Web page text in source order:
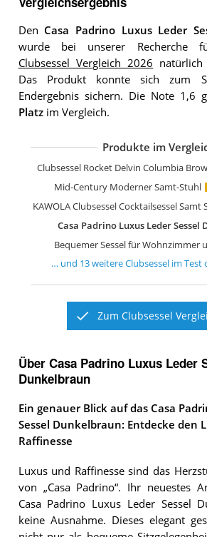
Den Casa Padrino Luxus Leder
wurde bei unserer Recherche
Clubsessel Vergleich 2026 natürlich
Das Produkt konnte sich zum
Endergebnis sichern. Die Note 1,6
Platzim Vergleich.
Produkte im
Mid-Century Moderner Samt-Stuhl
Casa Padrino Luxus Leder Sessel
Mid
HETFTJN
Sessel aus
CozyChair
KAWOLA
Atlantic
Atlantic
… und 13weitereClubsessel im Test
Zum Clubsessel
Über Casa Padrino Luxus Leder
Dunkelbraun
Ein genauer Blick auf das Casa
Sessel Dunkelbraun: Entdecke den
Raffinesse
Luxus und Raffinesse sind das
von „Casa Padrino“. Ihr neuestes
Casa Padrino Luxus Leder Sessel
keine Ausnahme. Dieses elegant